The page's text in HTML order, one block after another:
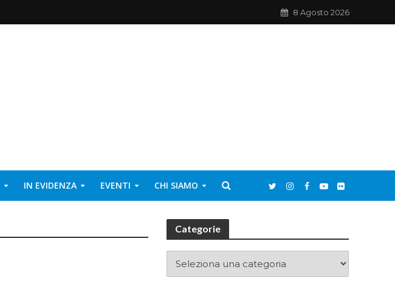
8 Agosto 2026
IN EVIDENZA EVENTI CHI SIAMO
Categorie